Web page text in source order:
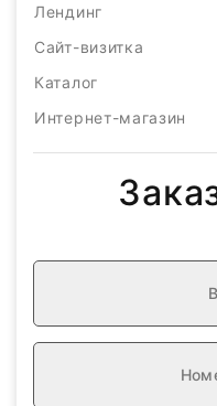
Лендинг
Сайт-визитка
Каталог
Интернет-магазин